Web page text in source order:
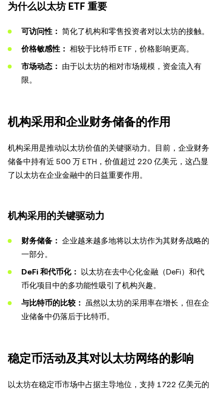
为什么以太坊 ETF 重要
可访问性： 简化了机构和零售投资者对以太坊的接触。
价格敏感性： 相较于比特币 ETF，价格影响更高。
市场动态： 由于以太坊的相对市场规模，资金流入有
限。
机构采用和企业财务储备的作用
机构采用是推动以太坊价值的关键驱动力。目前，企业财务
储备中持有近 500 万 ETH，价值超过 220 亿美元，这凸显
了以太坊在企业金融中的日益重要作用。
机构采用的关键驱动力
财务储备： 企业越来越多地将以太坊作为其财务战略的
一部分。
DeFi 和代币化： 以太坊在去中心化金融（DeFi）和代
币化项目中的多功能性吸引了机构兴趣。
与比特币的比较： 虽然以太坊的采用率在增长，但在企
业储备中仍落后于比特币。
稳定币活动及其对以太坊网络的影响
以太坊在稳定币市场中占据主导地位，支持 1722 亿美元的